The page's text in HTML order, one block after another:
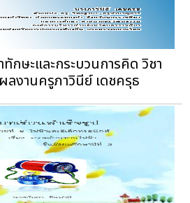
ษะและกระบวนการคิด วิชา
ลงานครูภาวินีย์ เดชครุธ